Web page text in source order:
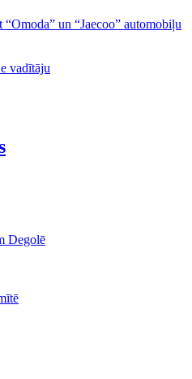
un “Jaecoo” automobiļu
vadītāju
Degolē